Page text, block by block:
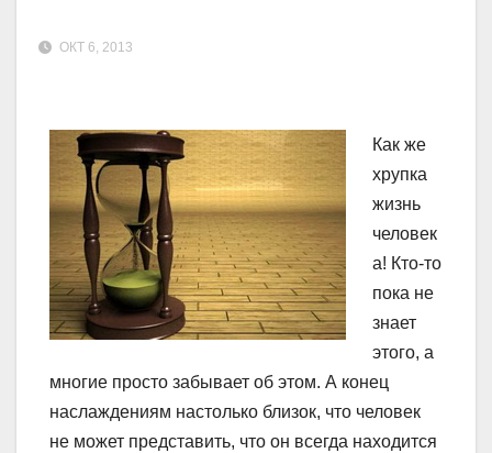
ОКТ 6, 2013
Как же
хрупка
жизнь
человек
а! Кто-то
пока не
знает
этого, а
многие просто забывает об этом. А конец
наслаждениям настолько близок, что человек
не может представить, что он всегда находится